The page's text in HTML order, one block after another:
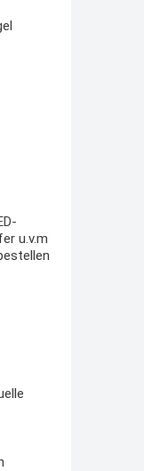
u.v.m